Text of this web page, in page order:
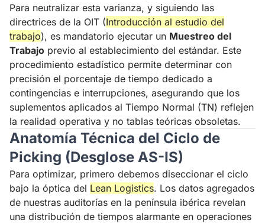
Para neutralizar esta varianza, y siguiendo las
directrices de la OIT (Introducción al estudio del
trabajo), es mandatorio ejecutar un Muestreo del
Trabajo previo al establecimiento del estándar. Este
procedimiento estadístico permite determinar con
precisión el porcentaje de tiempo dedicado a
contingencias e interrupciones, asegurando que los
suplementos aplicados al Tiempo Normal (TN) reflejen
la realidad operativa y no tablas teóricas obsoletas.
Anatomía Técnica del Ciclo de
Picking (Desglose AS-IS)
Para optimizar, primero debemos diseccionar el ciclo
bajo la óptica del Lean Logistics. Los datos agregados
de nuestras auditorías en la península ibérica revelan
una distribución de tiempos alarmante en operaciones